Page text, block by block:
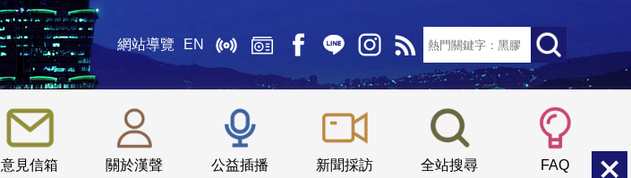
網站導覽 EN
意見信箱 關於漢聲 公益插播 新聞採訪 全站搜尋 FAQ
::: 小 中